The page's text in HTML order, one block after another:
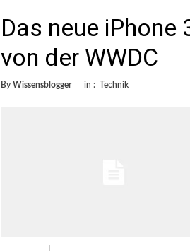
Das neue iPhone
von der WWDC
By Wissensblogger in : Technik